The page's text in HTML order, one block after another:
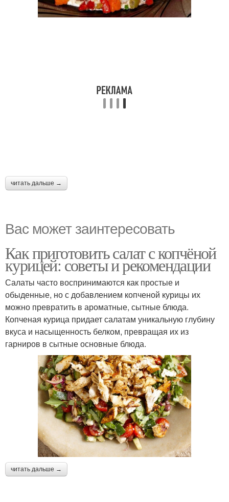
читать дальше →
Вас может заинтересовать
Как приготовить салат с копчёной
курицей: советы и рекомендации
Салаты часто воспринимаются как простые и
обыденные, но с добавлением копченой курицы их
можно превратить в ароматные, сытные блюда.
Копченая курица придает салатам уникальную глубину
вкуса и насыщенность белком, превращая их из
гарниров в сытные основные блюда.
читать дальше →